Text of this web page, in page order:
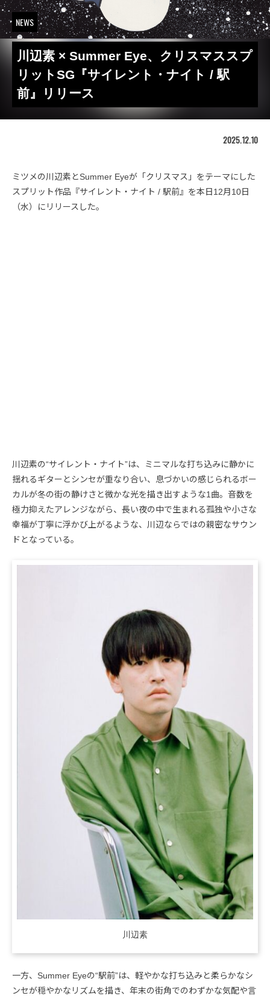
NEWS
川辺素 × Summer Eye、クリスマススプ
リットSG『サイレント・ナイト / 駅
前』リリース
2025.12.10
ミツメの川辺素とSummer Eyeが「クリスマス」をテーマにした
スプリット作品『サイレント・ナイト / 駅前』を本日12月10日
（水）にリリースした。
川辺素の“サイレント・ナイト”は、ミニマルな打ち込みに静かに
揺れるギターとシンセが重なり合い、息づかいの感じられるボー
カルが冬の街の静けさと微かな光を描き出すような1曲。音数を
極力抑えたアレンジながら、長い夜の中で生まれる孤独や小さな
幸福が丁寧に浮かび上がるような、川辺ならではの親密なサウン
ドとなっている。
川辺素
一方、Summer Eyeの“駅前”は、軽やかな打ち込みと柔らかなシ
ンセが穏やかなリズムを描き、年末の街角でのわずかな気配や言